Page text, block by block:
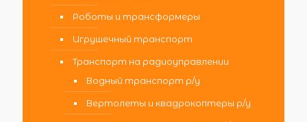
Роботы и трансформеры
Игрушечный транспорт
Транспорт на радиоуправлении
Водный транспорт р/у
Вертолеты и квадрокоптеры р/у